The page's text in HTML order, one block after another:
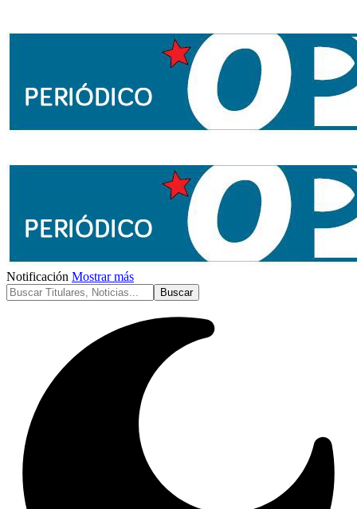
Notificación Mostrar más